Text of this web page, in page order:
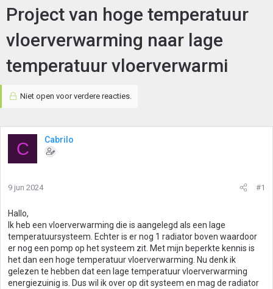
Project van hoge temperatuur
vloerverwarming naar lage
temperatuur vloerverwarmi
Niet open voor verdere reacties.
C Cabrilo
9 jun 2024 #1
Hallo,
Ik heb een vloerverwarming die is aangelegd als een lage
temperatuursysteem. Echter is er nog 1 radiator boven waardoor
er nog een pomp op het systeem zit. Met mijn beperkte kennis is
het dan een hoge temperatuur vloerverwarming. Nu denk ik
gelezen te hebben dat een lage temperatuur vloerverwarming
energiezuinig is. Dus wil ik over op dit systeem en mag de radiator